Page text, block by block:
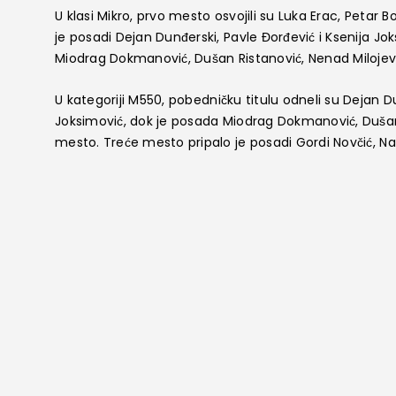
U klasi Mikro, prvo mesto osvojili su Luka Erac, Petar
je posadi Dejan Dunđerski, Pavle Đorđević i Ksenija
Miodrag Dokmanović, Dušan Ristanović, Nenad
U kategoriji M550, pobedničku titulu odneli su Dejan
Joksimović, dok je posada Miodrag Dokmanović,
mesto. Treće mesto pripalo je posadi Gordi Novčić,